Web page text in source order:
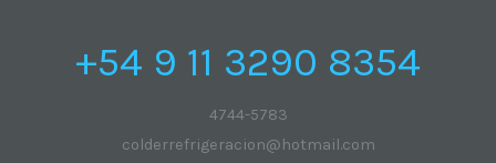
+54 9 11 3290 8354
4744-5783
colderrefrigeracion@hotmail.com